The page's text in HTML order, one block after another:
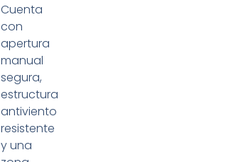
Cuenta
con
apertura
manual
segura,
estructura
antiviento
resistente
y una